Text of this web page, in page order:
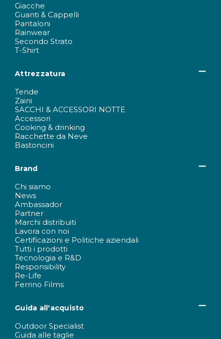
Giacche
Guanti & Cappelli
Pantaloni
Rainwear
Secondo Strato
T-Shirt
Attrezzatura
Tende
Zaini
SACCHI & ACCESSORI NOTTE
Accessori
Cooking & drinking
Racchette da Neve
Bastoncini
Brand
Chi siamo
News
Ambassador
Partner
Marchi distribuiti
Lavora con noi
Certificazioni e Politiche aziendali
Tutti i prodotti
Tecnologia e R&D
Responsibility
Re-Life
Ferrino Films
Guida all'acquisto
Outdoor Specialist
Guida alle taglie